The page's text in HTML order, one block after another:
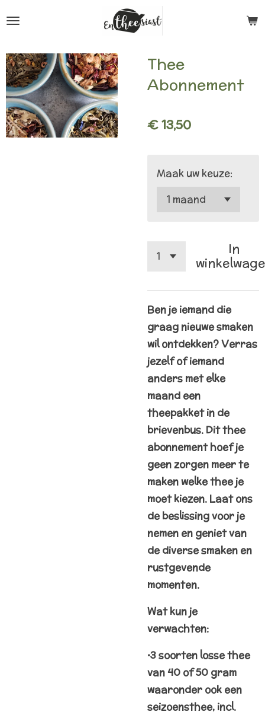
de
hoofdinhoud
Thee
Abonnement
€ 13,50
Maak uw keuze:
In
Ben je iemand die
graag nieuwe smaken
wil ontdekken? Verras
jezelf of iemand
anders met elke
maand een
theepakket in de
brievenbus. Dit thee
abonnement hoef je
geen zorgen meer te
maken welke thee je
moet kiezen. Laat ons
de beslissing voor je
nemen en geniet van
de diverse smaken en
rustgevende
momenten.
Wat kun je
verwachten:
•3 soorten losse thee
van 40 of 50 gram
waaronder ook een
seizoensthee, incl.